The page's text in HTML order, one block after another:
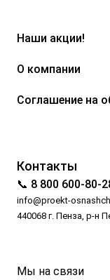
Наши акции!
О компании
Соглашение на
Контакты
📞 8 800 600-80-
info@proekt-
440068 г. Пенза, р-н
Мы на связи